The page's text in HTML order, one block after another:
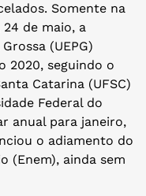
Somente na
de maio, a
(UEPG)
2020, seguindo o
Catarina (UFSC)
Federal do
anual para janeiro,
o adiamento do
(Enem), ainda sem